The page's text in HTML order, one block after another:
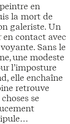
en
la mort de
galeriste. Un
en contact avec
Sans le
une modeste
l’imposture
elle enchaîne
retrouve
se